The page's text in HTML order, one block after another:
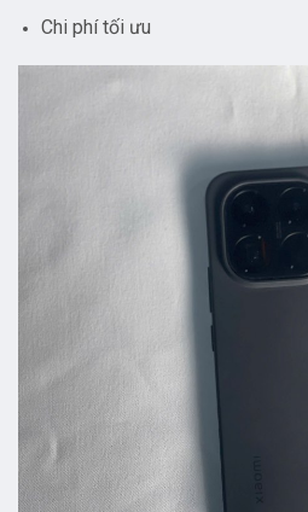
Chi phí tối ưu